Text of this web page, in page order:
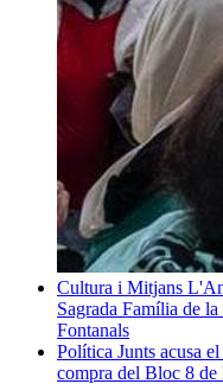
Cultura i Mitjans
Sagrada Família de
Fontanals
Política Junts acusa
compra del Bloc 8 de